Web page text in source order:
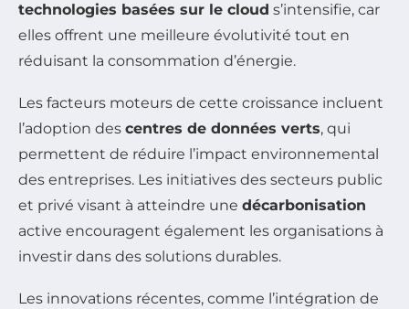
technologies basées sur le cloud s’intensifie, car
elles offrent une meilleure évolutivité tout en
réduisant la consommation d’énergie.
Les facteurs moteurs de cette croissance incluent
l’adoption des centres de données verts, qui
permettent de réduire l’impact environnemental
des entreprises. Les initiatives des secteurs public
et privé visant à atteindre une décarbonisation
active encouragent également les organisations à
investir dans des solutions durables.
Les innovations récentes, comme l’intégration de